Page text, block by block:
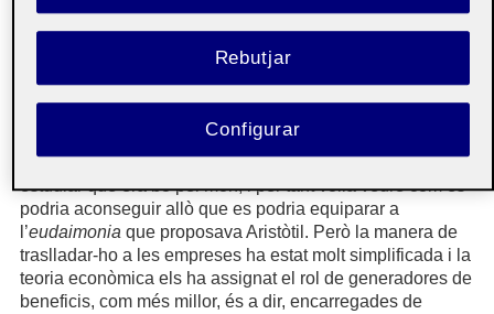
La justícia sempre s’ha considerat un concepte allunyat
de la direcció d’empreses i només s’ha considerat
d’alimentar les teories organitzatives, i en concret en el
que proposava Adam Smith, ell estava més interessat a
estudiar què era bo pel món, i per tant volia veure com es
podria aconseguir allò que es podria equiparar a
l’eudaimonia que proposava Aristòtil. Però la manera de
traslladar-ho a les empreses ha estat molt simplificada i la
teoria econòmica els ha assignat el rol de generadores de
beneficis, com més millor, és a dir, encarregades de
Rebutjar
Configurar